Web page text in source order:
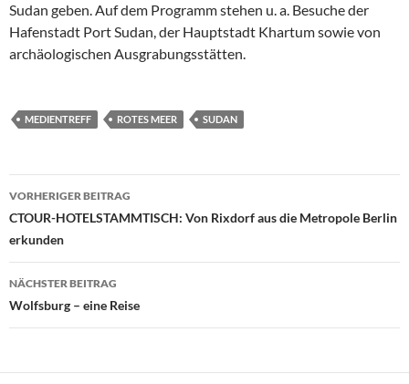
Sudan geben. Auf dem Programm stehen u. a. Besuche der
Hafenstadt Port Sudan, der Hauptstadt Khartum sowie von
archäologischen Ausgrabungsstätten.
MEDIENTREFF ROTES MEER SUDAN
Beitragsnavigation
VORHERIGER BEITRAG
CTOUR-HOTELSTAMMTISCH: Von Rixdorf aus die Metropole Berlin
erkunden
NÄCHSTER BEITRAG
Wolfsburg – eine Reise